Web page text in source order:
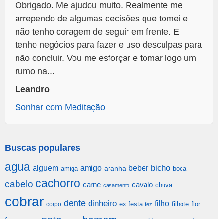
Obrigado. Me ajudou muito. Realmente me
arrependo de algumas decisões que tomei e
não tenho coragem de seguir em frente. E
tenho negócios para fazer e uso desculpas para
não concluir. Vou me esforçar e tomar logo um
rumo na...
Leandro
Sonhar com Meditação
Buscas populares
agua alguem amiga amigo aranha beber bicho boca
cabelo cachorro carne casamento cavalo chuva
cobrar corpo dente dinheiro ex festa fez filho filhote flor